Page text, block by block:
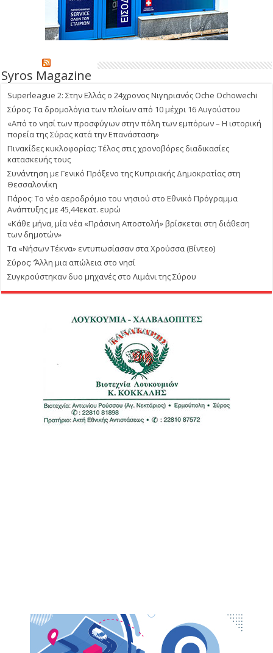
Syros Magazine
Superleague 2: Στην Ελλάς ο 24χρονος Νιγηριανός Oche Ochowechi
Σύρος: Τα δρομολόγια των πλοίων από 10 μέχρι 16 Αυγούστου
«Από το νησί των προσφύγων στην πόλη των εμπόρων – Η ιστορική
πορεία της Σύρας κατά την Επανάσταση»
Πινακίδες κυκλοφορίας: Τέλος στις χρονοβόρες διαδικασίες
κατασκευής τους
Συνάντηση με Γενικό Πρόξενο της Κυπριακής Δημοκρατίας στη
Θεσσαλονίκη
Πάρος: Το νέο αεροδρόμιο του νησιού στο Εθνικό Πρόγραμμα
Ανάπτυξης με 45,44εκατ. ευρώ
«Κάθε μήνα, μία νέα «Πράσινη Αποστολή» βρίσκεται στη διάθεση
των δημοτών»
Τα «Νήσων Τέκνα» εντυπωσίασαν στα Χρούσσα (Βίντεο)
Σύρος: ΄’Άλλη μια απώλεια στο νησί
Συγκρούστηκαν δυο μηχανές στο Λιμάνι της Σύρου